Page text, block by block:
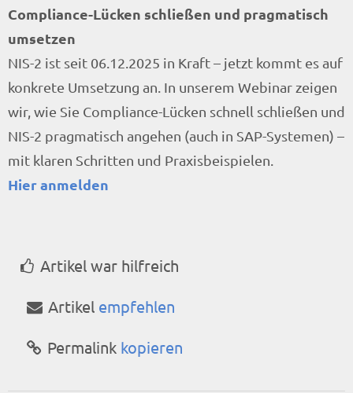
Compliance-Lücken schließen und pragmatisch
umsetzen
NIS-2 ist seit 06.12.2025 in Kraft – jetzt kommt es auf
konkrete Umsetzung an. In unserem Webinar zeigen
wir, wie Sie Compliance-Lücken schnell schließen und
NIS-2 pragmatisch angehen (auch in SAP-Systemen) –
mit klaren Schritten und Praxisbeispielen.
Hier anmelden
Artikel war hilfreich
Artikel empfehlen
Permalink kopieren